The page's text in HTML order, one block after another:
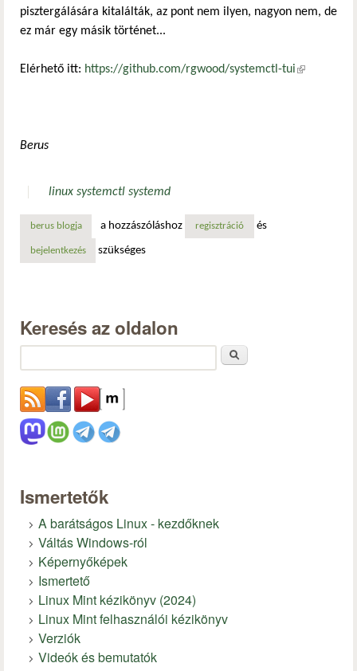
pisztergálására kitalálták, az pont nem ilyen, nagyon nem, de
ez már egy másik történet...
Elérhető itt: https://github.com/rgwood/systemctl-tui(külső
Berus
linux systemctl systemd
berus blogja a hozzászóláshoz regisztráció és
bejelentkezés szükséges
Keresés az oldalon
Ismertetők
A barátságos Linux - kezdőknek
Váltás Windows-ról
Képernyőképek
Ismertető
Linux Mint kézikönyv (2024)
Linux Mint felhasználói kézikönyv
Verziók
Videók és bemutatók